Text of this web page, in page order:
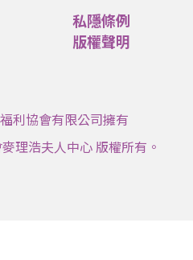
私隱條例
版權聲明
利協會有限公司擁有
理浩夫人中心 版權所有。